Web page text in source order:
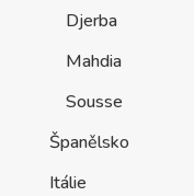
Djerba
Mahdia
Sousse
Španělsko
Itálie